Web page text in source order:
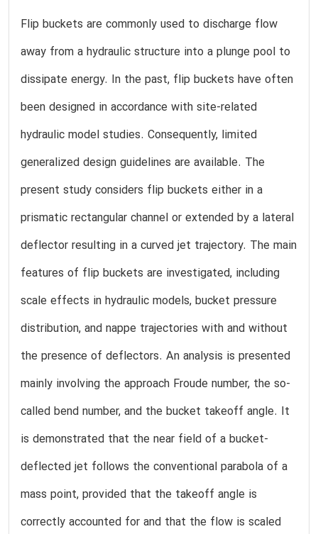
Flip buckets are commonly used to discharge flow
away from a hydraulic structure into a plunge pool to
dissipate energy. In the past, flip buckets have often
been designed in accordance with site-related
hydraulic model studies. Consequently, limited
generalized design guidelines are available. The
present study considers flip buckets either in a
prismatic rectangular channel or extended by a lateral
deflector resulting in a curved jet trajectory. The main
features of flip buckets are investigated, including
scale effects in hydraulic models, bucket pressure
distribution, and nappe trajectories with and without
the presence of deflectors. An analysis is presented
mainly involving the approach Froude number, the so-
called bend number, and the bucket takeoff angle. It
is demonstrated that the near field of a bucket-
deflected jet follows the conventional parabola of a
mass point, provided that the takeoff angle is
correctly accounted for and that the flow is scaled